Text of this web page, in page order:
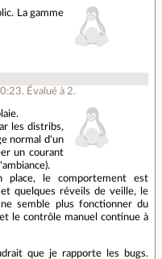
La gamme
. Évalué à 2.
les distribs,
normal d'un
un courant
le comportement est
quelques réveils de veille, le
semble plus fonctionner du
le contrôle manuel continue à
que je rapporte les bugs.